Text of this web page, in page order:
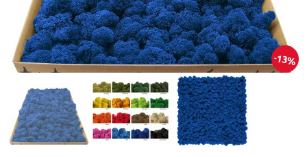
13%